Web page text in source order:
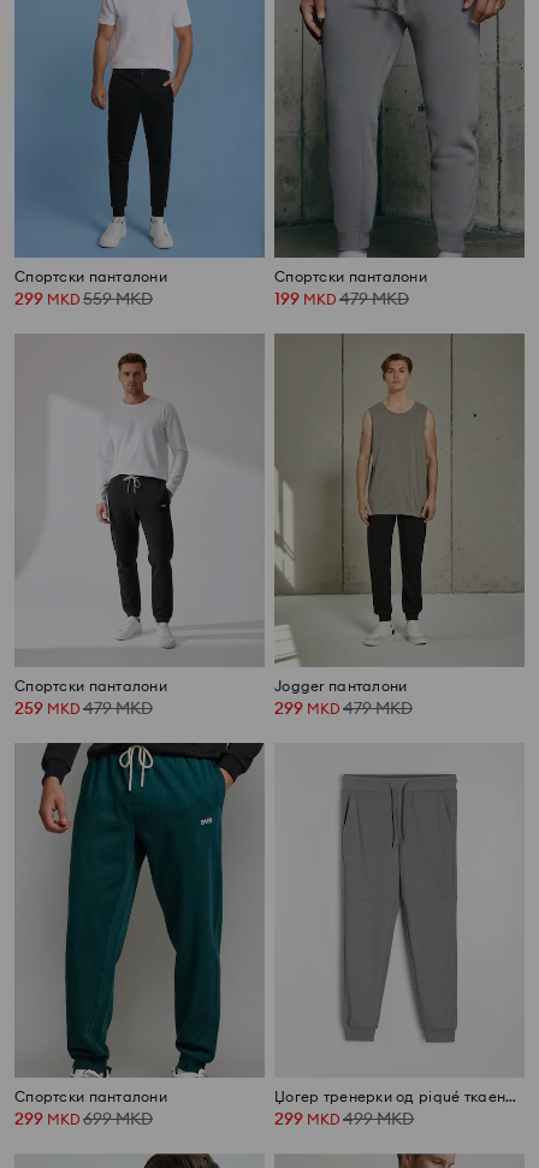
Спортски панталони
299 MKD 559MKD
Спортски панталони
199 MKD 479MKD
Спортски панталони
259 MKD 479MKD
Jogger панталони
299 MKD 479MKD
Спортски панталони
299 MKD 699MKD
Џогер тренерки од piqué ткаенина
299 MKD 499MKD